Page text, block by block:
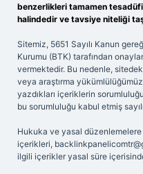
benzerlikleri tamamen
halindedir ve tavsiye niteliği
Sitemiz, 5651 Sayılı Kanun
Kurumu (BTK) tarafından
vermektedir. Bu nedenle,
veya araştırma
yazdıkları içeriklerin
bu sorumluluğu kabul etmiş
Hukuka ve yasal düzenlemelere
içerikleri,
ilgili içerikler yasal süre